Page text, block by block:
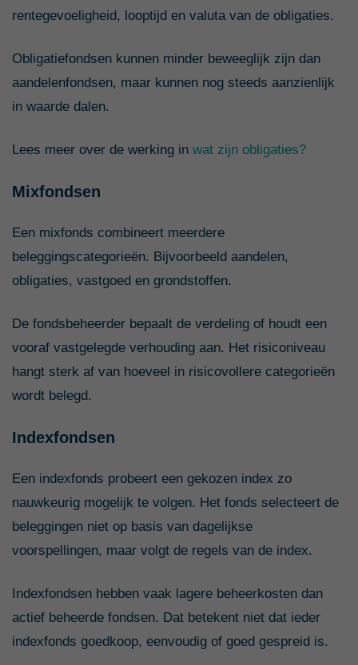
rentegevoeligheid, looptijd en valuta van de obligaties.
Obligatiefondsen kunnen minder beweeglijk zijn dan
aandelenfondsen, maar kunnen nog steeds aanzienlijk
in waarde dalen.
Lees meer over de werking in wat zijn obligaties?
Mixfondsen
Een mixfonds combineert meerdere
beleggingscategorieën. Bijvoorbeeld aandelen,
obligaties, vastgoed en grondstoffen.
De fondsbeheerder bepaalt de verdeling of houdt een
vooraf vastgelegde verhouding aan. Het risiconiveau
hangt sterk af van hoeveel in risicovollere categorieën
wordt belegd.
Indexfondsen
Een indexfonds probeert een gekozen index zo
nauwkeurig mogelijk te volgen. Het fonds selecteert de
beleggingen niet op basis van dagelijkse
voorspellingen, maar volgt de regels van de index.
Indexfondsen hebben vaak lagere beheerkosten dan
actief beheerde fondsen. Dat betekent niet dat ieder
indexfonds goedkoop, eenvoudig of goed gespreid is.